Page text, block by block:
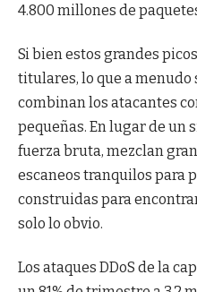
4.800 millones de
Si bien estos grandes
titulares, lo que a menudo
combinan los atacantes
pequeñas. En lugar de un
fuerza bruta, mezclan
escaneos tranquilos para
construidas para
solo lo obvio.
Los ataques DDoS de la